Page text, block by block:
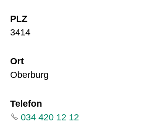
PLZ
3414
Ort
Oberburg
Telefon
034 420 12 12